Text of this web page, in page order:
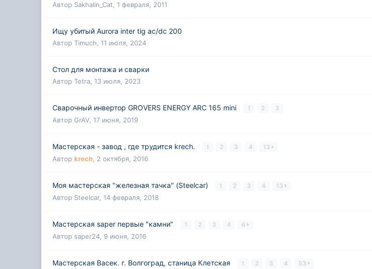
Автор Sakhalin_Cat ,1 февраля, 2011
Ищу убитый Aurora inter tig ac/dc 200
АвторTimuch ,11 июля, 2024
Стол для монтажа и сварки
АвторTetra ,13 июля, 2023
Сварочный инвертор GROVERS ENERGY ARC 165 mini 1 2 3
Автор GrAV ,17 июня, 2019
Мастерская - завод , где трудится krech. 1 2 3 4 13
Авторkrech 2 октября, 2016
Моя мастерская "железная тачка" (Steelcar) 1 2 3 4 13
Автор Steelcar,14 февраля, 2018
Мастерская saper первые "камни" 1 2 3 4 6
Автор saper24 9 июня, 2016
Мастерская Васек. г. Волгоград, станица Клетская 1 2 3 4 53